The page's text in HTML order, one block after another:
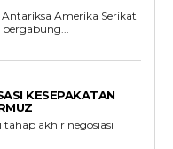
Amerika Serikat
KESEPAKATAN
tahap akhir negosiasi